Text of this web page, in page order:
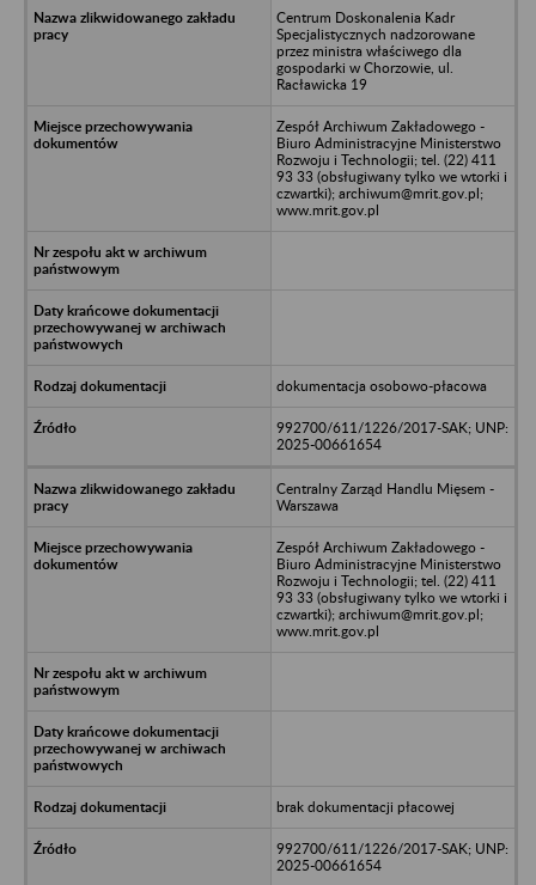
Centrum Doskonalenia Kadr
Specjalistycznych nadzorowane
przez ministra właściwego dla
gospodarki w Chorzowie, ul.
Racławicka 19
Zespół Archiwum Zakładowego -
Biuro Administracyjne Ministerstwo
Rozwoju i Technologii; tel. (22) 411
93 33 (obsługiwany tylko we wtorki i
czwartki); archiwum@mrit.gov.pl;
www.mrit.gov.pl
dokumentacja osobowo-płacowa
992700/611/1226/2017-SAK; UNP:
2025-00661654
Centralny Zarząd Handlu Mięsem -
Warszawa
Zespół Archiwum Zakładowego -
Biuro Administracyjne Ministerstwo
Rozwoju i Technologii; tel. (22) 411
93 33 (obsługiwany tylko we wtorki i
czwartki); archiwum@mrit.gov.pl;
www.mrit.gov.pl
brak dokumentacji płacowej
992700/611/1226/2017-SAK; UNP:
2025-00661654